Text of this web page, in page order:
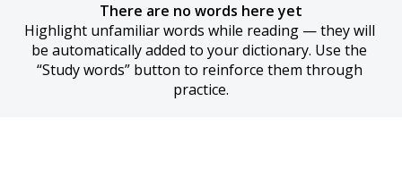
There are no words here yet
Highlight unfamiliar words while reading — they will
be automatically added to your dictionary. Use the
“Study words” button to reinforce them through
practice.